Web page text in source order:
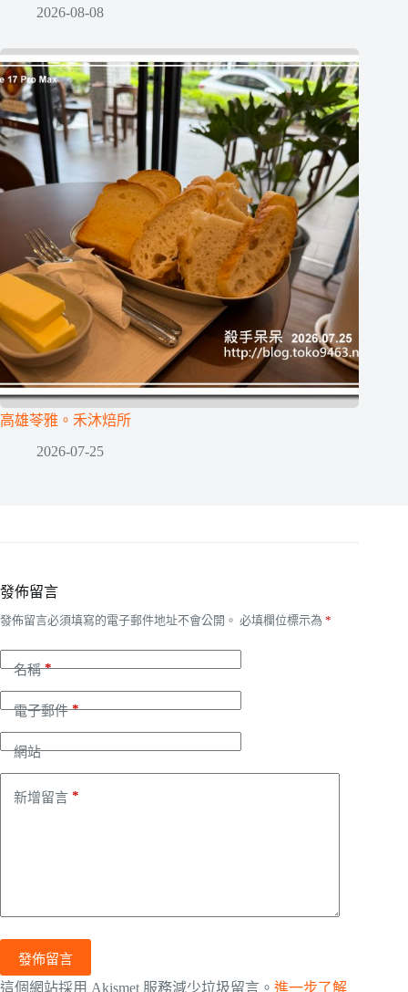
2026-08-08
高雄苓雅。禾沐焙所
2026-07-25
發佈留言
發佈留言必須填寫的電子郵件地址不會公開。 必填欄位標示為 *
名稱*
電子郵件*
網站
新增留言 *
發佈留言
這個網站採用 Akismet 服務減少垃圾留言。 進一步了解